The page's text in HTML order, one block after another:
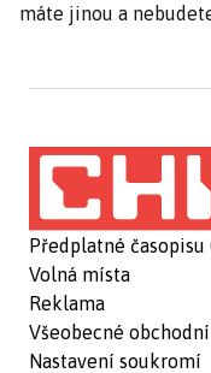
máte jinou a
Předplatné časopisu
Volná místa
Reklama
Všeobecné
Nastavení soukromí